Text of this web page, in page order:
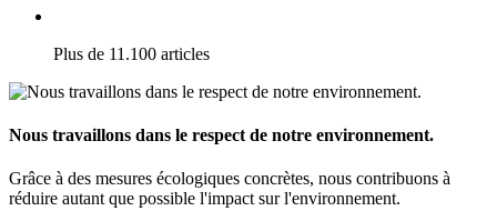
Plus de 11.100 articles
Nous travaillons dans le respect de notre environnement.
Grâce à des mesures écologiques concrètes, nous contribuons à
réduire autant que possible l'impact sur l'environnement.